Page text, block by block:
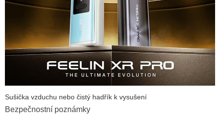
Sušička vzduchu nebo čistý hadřík k vysušení
Bezpečnostní poznámky